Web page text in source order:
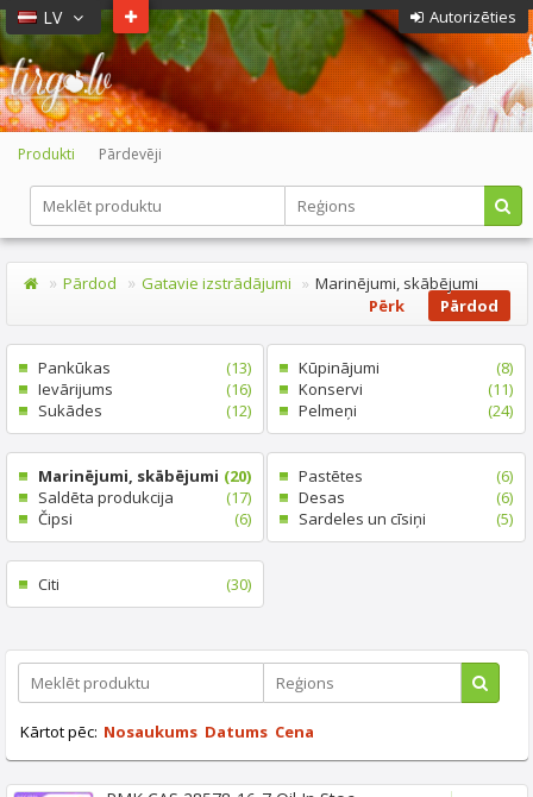
Autorizēties
LV
Produkti Pārdevēji
Pārdod Gatavie izstrādājumi
Marinējumi, skābējumi
Pārdod
Pērk
Pankūkas
(13)
Ievārijums
(16)
Sukādes
(12)
Kūpinājumi
(8)
Konservi
(11)
Pelmeņi
(24)
Marinējumi, skābējumi (20)
Saldēta produkcija
(17)
Čipsi
(6)
Pastētes
(6)
Desas
(6)
Sardeles un cīsiņi
(5)
Citi (30)
Kārtot pēc: Nosaukums Datums Cena